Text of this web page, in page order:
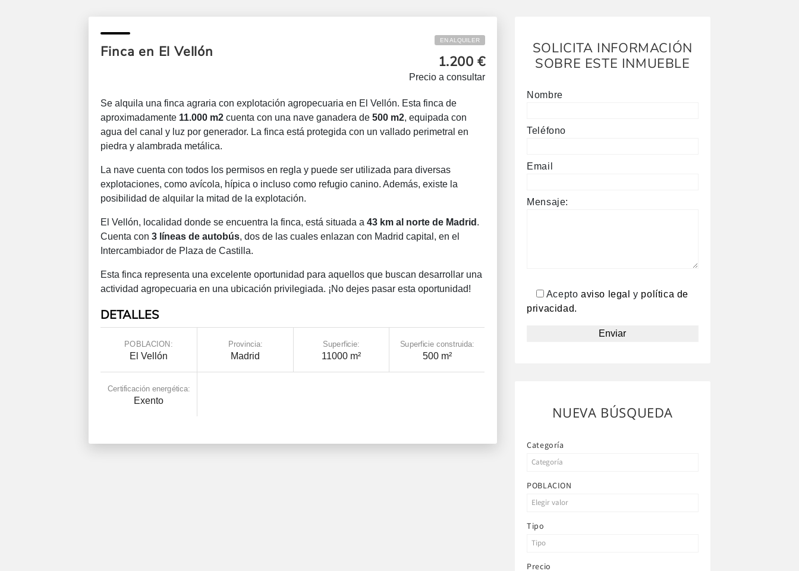
Finca en El Vellón
EN ALQUILER
1.200 €
Precio a consultar
Se alquila una finca agraria con explotación agropecuaria en El Vellón. Esta finca de
aproximadamente 11.000 m2 cuenta con una nave ganadera de500 m2, equipada con
agua del canal y luz por generador. La finca está protegida con un vallado perimetral en
piedra y alambrada metálica.
La nave cuenta con todos los permisos en regla y puede ser utilizada para diversas
explotaciones, como avícola, hípica o incluso como refugio canino. Además, existe la
posibilidad de alquilar la mitad de la explotación.
El Vellón, localidad donde se encuentra la finca, está situada a43 km al norte de Madrid .
Cuenta con3 líneas de autobús, dos de las cuales enlazan con Madrid capital, en el
Intercambiador de Plaza de Castilla.
Esta finca representa una excelente oportunidad para aquellos que buscan desarrollar una
actividad agropecuaria en una ubicación privilegiada. ¡No dejes pasar esta oportunidad!
POBLACION:
El Vellón
Provincia:
Madrid
Superficie:
11000 m²
Superficie construida:
500 m²
Certificación energética:
Exento
SOLICITA INFORMACIÓN
SOBRE ESTE INMUEBLE
Nombre
Teléfono
Email
Mensaje:
Acepto aviso legal y política de
privacidad.
NUEVA BÚSQUEDA
Categoría
POBLACION
Tipo
Precio